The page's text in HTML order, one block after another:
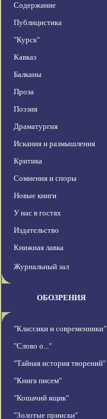
Содержание
Публицистика
"Курск"
Кавказ
Балканы
Проза
Поэзия
Драматургия
Искания и размышления
Критика
Сомнения и споры
Новые книги
У нас в гостях
Издательство
Книжная лавка
Журнальный зал
ОБОЗРЕНИЯ
"Классики и современники"
"Слово о..."
"Тайная история творений"
"Книга писем"
"Кошачий ящик"
"Золотые прииски"